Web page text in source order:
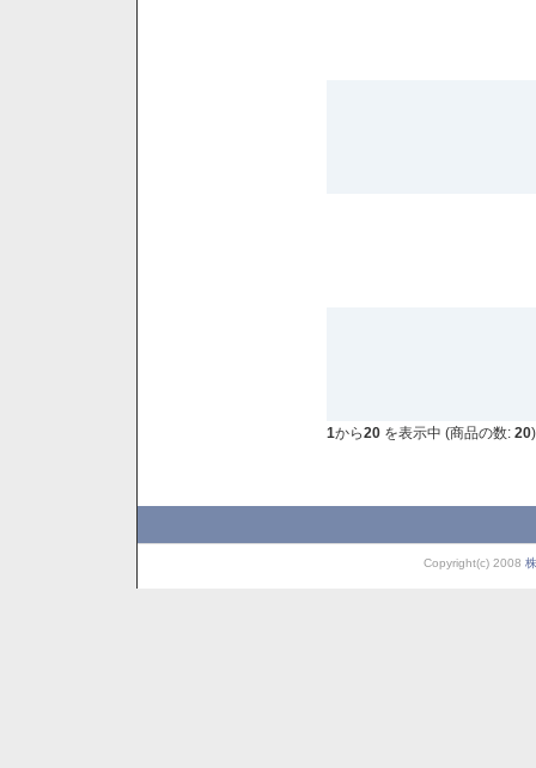
1から20 を表示中 (商品の数: 20)
Copyright(c) 2008